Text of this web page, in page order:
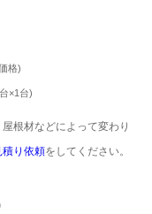
格)
×1台)
根材などによって変わり
積り依頼をしてください。